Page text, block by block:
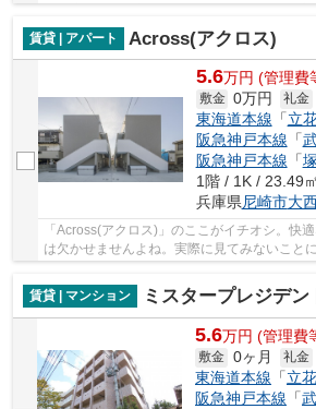
く快適です。角部屋は人通りが少ないのでプ
賃貸 | アパート
Across(アクロス)
5.6万円 (管理費
敷金 0万円 礼金
東海道本線 「立
阪急神戸本線 「
阪急神戸本線 「
1階 / 1K / 23.49㎡
兵庫県尼崎市大
「Across(アクロス)」のここがイチオシ。快
は欠かせませんよね。実際に見てみないこと
賃貸 | マンション
ミスタープレジデン
5.6万円 (管理費
敷金 0ヶ月 礼金
東海道本線 「立花
阪急神戸本線 「